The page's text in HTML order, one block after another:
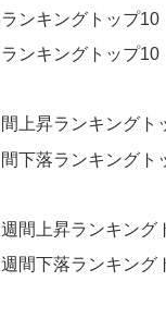
ンキングトップ10
ンキングトップ10
上昇ランキングト
下落ランキングト
間上昇ランキング
間下落ランキング